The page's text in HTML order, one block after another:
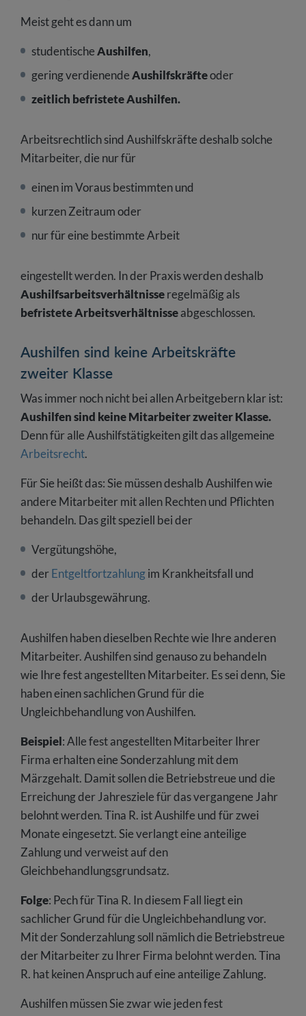
Meist geht es dann um
studentischeAushilfen,
gering verdienendeAushilfskräfteoder
zeitlich befristete Aushilfen.
Arbeitsrechtlich sind Aushilfskräfte deshalb solche
Mitarbeiter, die nur für
einen im Voraus bestimmten und
kurzen Zeitraum oder
nur für eine bestimmte Arbeit
eingestellt werden. In der Praxis werden deshalb
Aushilfsarbeitsverhältnisseregelmäßig als
befristete Arbeitsverhältnisseabgeschlossen.
Aushilfen sind keine Arbeitskräfte
zweiter Klasse
Was immer noch nicht bei allen Arbeitgebern klar ist:
Aushilfen sind keine Mitarbeiter zweiter Klasse.
Denn für alle Aushilfstätigkeiten gilt das allgemeine
Arbeitsrecht.
Für Sie heißt das: Sie müssen deshalb Aushilfen wie
andere Mitarbeiter mit allen Rechten und Pflichten
behandeln. Das gilt speziell bei der
Vergütungshöhe,
derEntgeltfortzahlungim Krankheitsfall und
der Urlaubsgewährung.
Aushilfen haben dieselben Rechte wie Ihre anderen
Mitarbeiter. Aushilfen sind genauso zu behandeln
wie Ihre fest angestellten Mitarbeiter. Es sei denn, Sie
haben einen sachlichen Grund für die
Ungleichbehandlung von Aushilfen.
Beispiel: Alle fest angestellten Mitarbeiter Ihrer
Firma erhalten eine Sonderzahlung mit dem
Märzgehalt. Damit sollen die Betriebstreue und die
Erreichung der Jahresziele für das vergangene Jahr
belohnt werden. Tina R. ist Aushilfe und für zwei
Monate eingesetzt. Sie verlangt eine anteilige
Zahlung und verweist auf den
Gleichbehandlungsgrundsatz.
Folge: Pech für Tina R. In diesem Fall liegt ein
sachlicher Grund für die Ungleichbehandlung vor.
Mit der Sonderzahlung soll nämlich die Betriebstreue
der Mitarbeiter zu Ihrer Firma belohnt werden. Tina
R. hat keinen Anspruch auf eine anteilige Zahlung.
Aushilfen müssen Sie zwar wie jeden fest